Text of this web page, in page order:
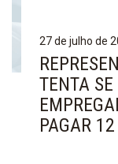
27 de julho de
TENTA SE
PAGAR